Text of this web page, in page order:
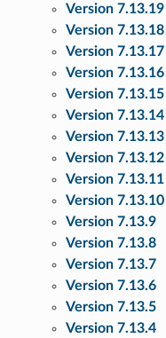
Version 7.13.19
Version 7.13.18
Version 7.13.17
Version 7.13.16
Version 7.13.15
Version 7.13.14
Version 7.13.13
Version 7.13.12
Version 7.13.11
Version 7.13.10
Version 7.13.9
Version 7.13.8
Version 7.13.7
Version 7.13.6
Version 7.13.5
Version 7.13.4